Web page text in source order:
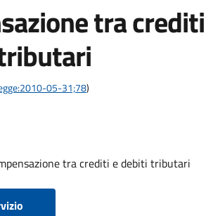
tra crediti
05-31;78)
tra crediti e debiti tributari